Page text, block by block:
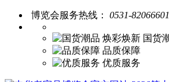
博览会服务热线： 0531-82066601
国货
品质保障
优质服务